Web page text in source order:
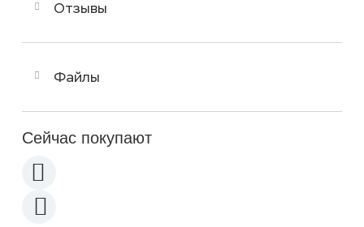
Отзывы
Файлы
Сейчас покупают